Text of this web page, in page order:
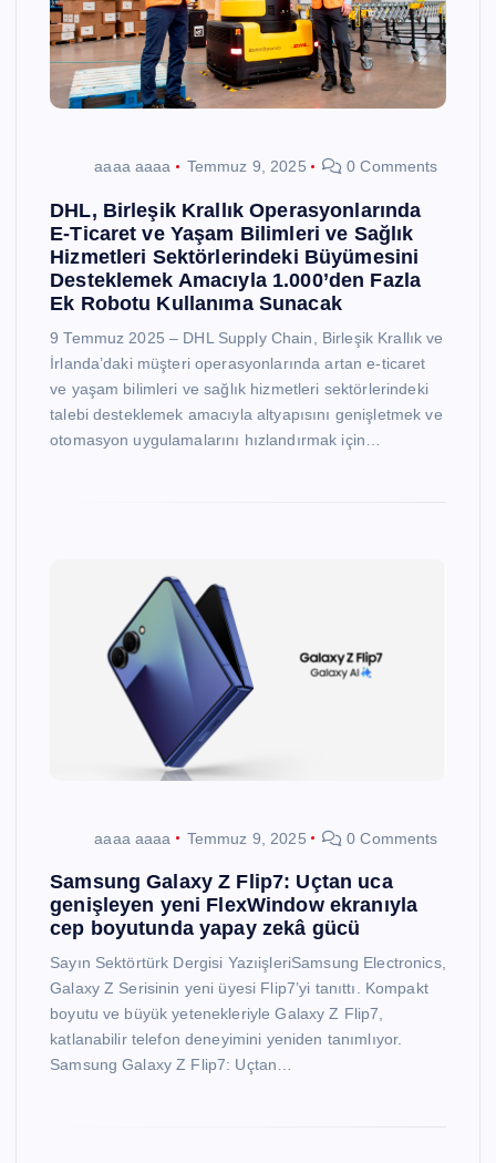
aaaa aaaa Temmuz 9, 2025 0 Comments
DHL, Birleşik Krallık Operasyonlarında
E-Ticaret ve Yaşam Bilimleri ve Sağlık
Hizmetleri Sektörlerindeki Büyümesini
Desteklemek Amacıyla 1.000’den Fazla
Ek Robotu Kullanıma Sunacak
9 Temmuz 2025 – DHL Supply Chain, Birleşik Krallık ve
İrlanda’daki müşteri operasyonlarında artan e-ticaret
ve yaşam bilimleri ve sağlık hizmetleri sektörlerindeki
talebi desteklemek amacıyla altyapısını genişletmek ve
otomasyon uygulamalarını hızlandırmak için…
aaaa aaaa Temmuz 9, 2025 0 Comments
Samsung Galaxy Z Flip7: Uçtan uca
genişleyen yeni FlexWindow ekranıyla
cep boyutunda yapay zekâ gücü
Sayın Sektörtürk Dergisi YazıişleriSamsung Electronics,
Galaxy Z Serisinin yeni üyesi Flip7’yi tanıttı. Kompakt
boyutu ve büyük yetenekleriyle Galaxy Z Flip7,
katlanabilir telefon deneyimini yeniden tanımlıyor.
Samsung Galaxy Z Flip7: Uçtan…